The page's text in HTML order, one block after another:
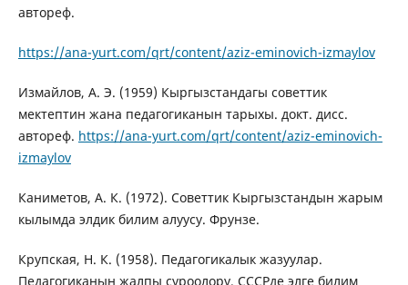
автореф.
https://ana-yurt.com/qrt/content/aziz-eminovich-izmaylov
Измайлов, А. Э. (1959) Кыргызстандагы советтик
мектептин жана педагогиканын тарыхы. докт. дисс.
автореф. https://ana-yurt.com/qrt/content/aziz-eminovich-
izmaylov
Каниметов, А. К. (1972). Советтик Кыргызстандын жарым
кылымда элдик билим алуусу. Фрунзе.
Крупская, Н. К. (1958). Педагогикалык жазуулар.
Педагогиканын жалпы суроолору. СССРде элге билим